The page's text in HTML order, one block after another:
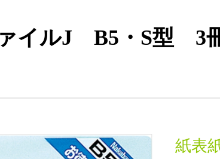
ファイル・
ホルダー用品
学校ソリューション
沿革
イルJ B5・S型 3
紙表